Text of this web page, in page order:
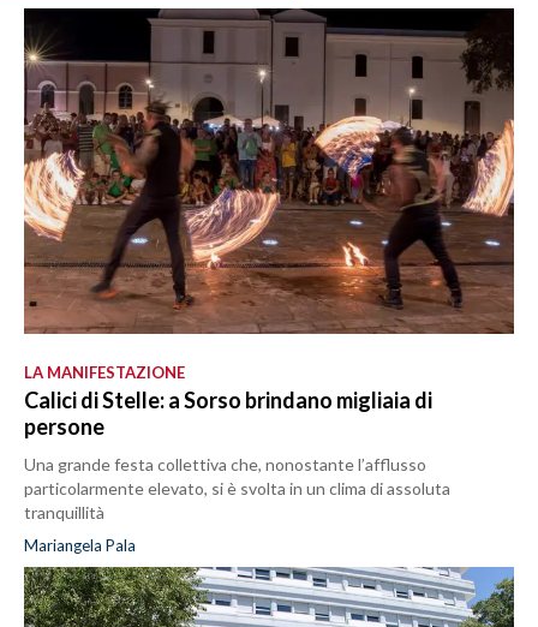
LA MANIFESTAZIONE
Calici di Stelle: a Sorso brindano migliaia di
persone
Una grande festa collettiva che, nonostante l’afflusso
particolarmente elevato, si è svolta in un clima di assoluta
tranquillità
Mariangela Pala